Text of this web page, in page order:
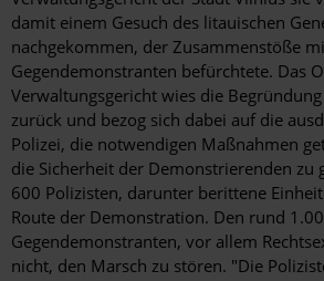
damit einem Gesuch des litauischen
nachgekommen, der Zusammenstöße
Gegendemonstranten befürchtete. Das
Verwaltungsgericht wies die
zurück und bezog sich dabei auf die
Polizei, die notwendigen Maßnahmen
die Sicherheit der Demonstrierenden zu
600 Polizisten, darunter berittene
Route der Demons­tration. Den rund
Gegendemonstranten, vor allem
nicht, den Marsch zu stören. "Die